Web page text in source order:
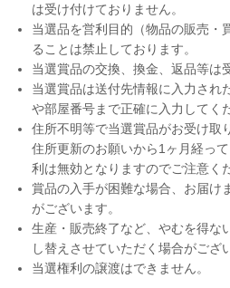
は受け付けておりません。
当選品を営利目的（物品の販売・
ることは禁止しております。
当選賞品の交換、換金、返品等は
当選賞品は送付先情報に入力され
や部屋番号まで正確に入力してく
住所不明等で当選賞品がお受け取
住所更新のお願いから1ヶ月経っ
利は無効となりますのでご注意く
賞品の入手が困難な場合、お届け
がございます。
生産・販売終了など、やむを得な
し替えさせていただく場合がござ
当選権利の譲渡はできません。